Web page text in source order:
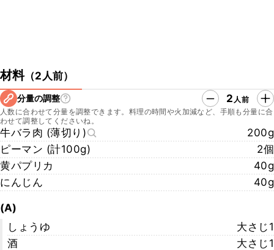
材料（2人前）
分量の調整 2 人前
人数に合わせて分量を調整できます。料理の時間や火加減など、手順も分量に合
わせて調整してくださいね。
牛バラ肉 (薄切り)
200g
ピーマン (計100g)
2個
黄パプリカ
40g
にんじん
40g
(A)
しょうゆ
大さじ1
酒
大さじ1